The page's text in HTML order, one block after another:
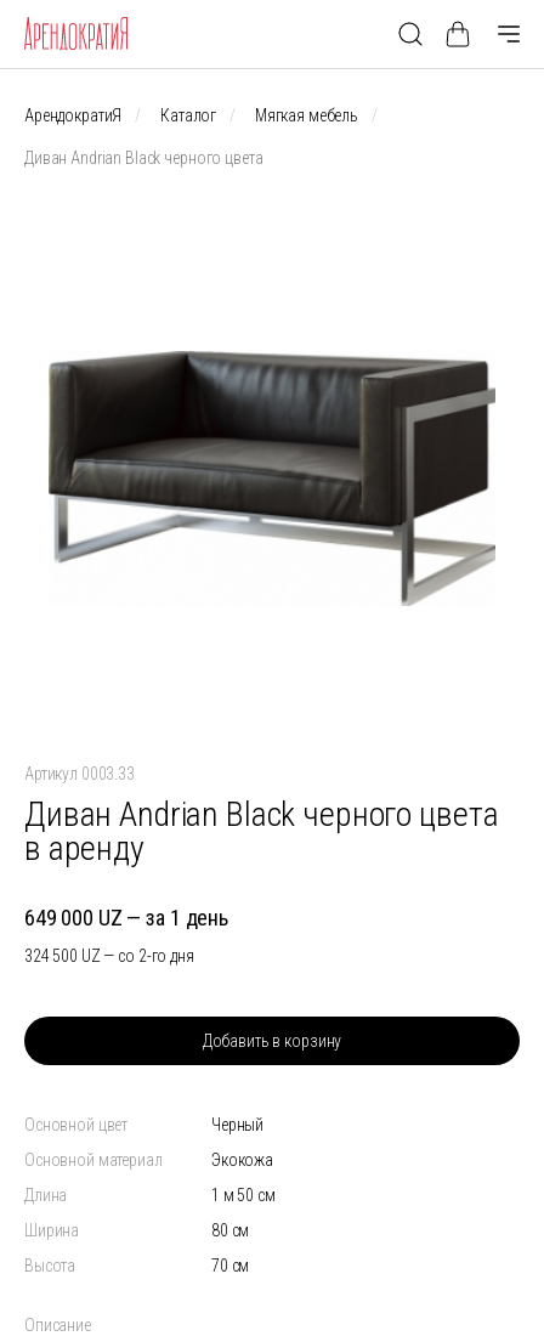
АрендократиЯ Каталог Мягкая мебель
Диван Andrian Black черного цвета
Артикул 0003.33
Диван Andrian Black черного цвета
в аренду
649 000 за 1 день
324 500 со 2-го дня
Добавить в корзину
Основной цвет
черный
Основной материал
экокожа
Длина
1 м 50 см
Ширина
80 см
Высота
70 см
Описание